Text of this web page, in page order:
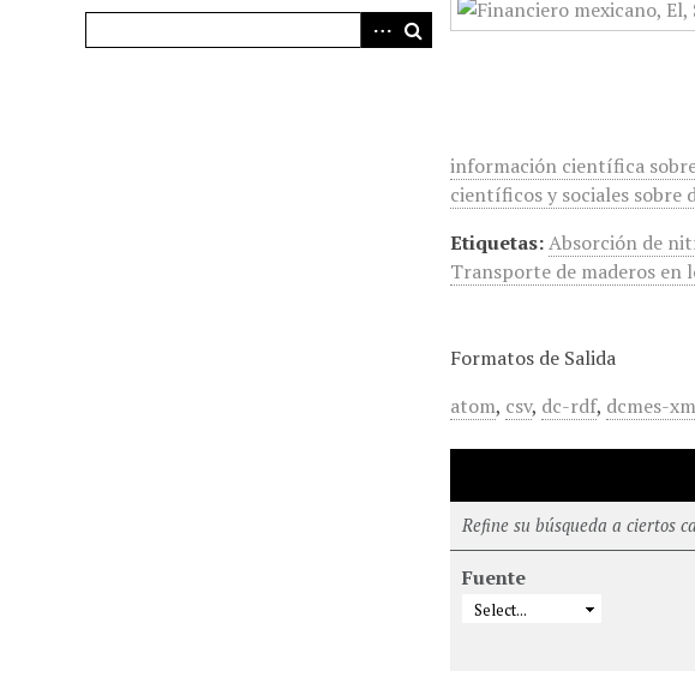
información científica
científicos y sociales sobre
Etiquetas:Absorción de
Transporte de maderos en
Formatos de Salida
atom, csv, dc-rdf, dcmes-
Refine su búsqueda a ciertos
Fuente